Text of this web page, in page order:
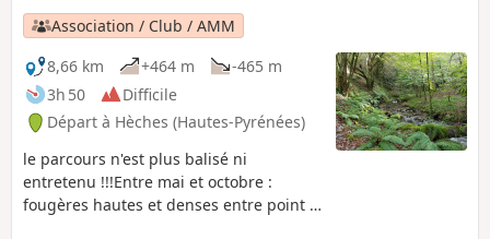
Association / Club / AMM
8,66 km
+464 m
-465 m
3h 50
Difficile
Départ à Hèches (Hautes-Pyrénées)
le parcours n'est plus balisé ni
entretenu !!!Entre mai et octobre :
fougères hautes et denses entre point 4